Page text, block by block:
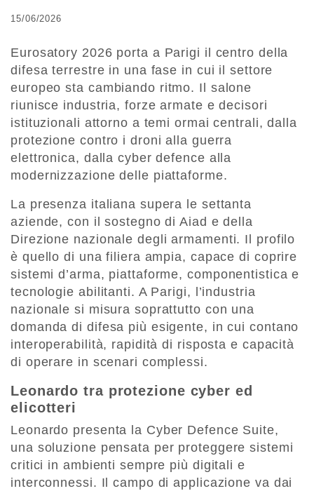
15/06/2026
Eurosatory 2026 porta a Parigi il centro della
difesa terrestre in una fase in cui il settore
europeo sta cambiando ritmo. Il salone
riunisce industria, forze armate e decisori
istituzionali attorno a temi ormai centrali, dalla
protezione contro i droni alla guerra
elettronica, dalla cyber defence alla
modernizzazione delle piattaforme.
La presenza italiana supera le settanta
aziende, con il sostegno di Aiad e della
Direzione nazionale degli armamenti. Il profilo
è quello di una filiera ampia, capace di coprire
sistemi d’arma, piattaforme, componentistica e
tecnologie abilitanti. A Parigi, l’industria
nazionale si misura soprattutto con una
domanda di difesa più esigente, in cui contano
interoperabilità, rapidità di risposta e capacità
di operare in scenari complessi.
Leonardo tra protezione cyber ed
elicotteri
Leonardo presenta la Cyber Defence Suite,
una soluzione pensata per proteggere sistemi
critici in ambienti sempre più digitali e
interconnessi. Il campo di applicazione va dai